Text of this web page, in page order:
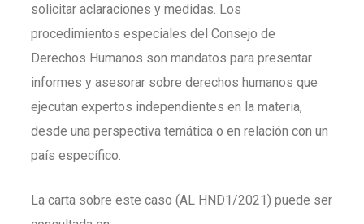
solicitar aclaraciones y medidas. Los
procedimientos especiales del Consejo de
Derechos Humanos son mandatos para presentar
informes y asesorar sobre derechos humanos que
ejecutan expertos independientes en la materia,
desde una perspectiva temática o en relación con un
país específico.
La carta sobre este caso (AL HND1/2021) puede ser